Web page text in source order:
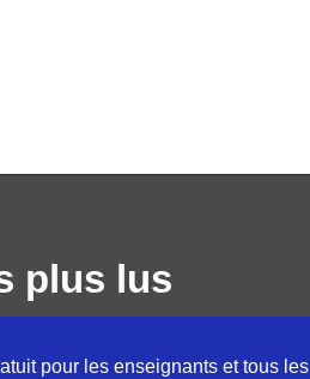
plus lus
pour les enseignants et tous les